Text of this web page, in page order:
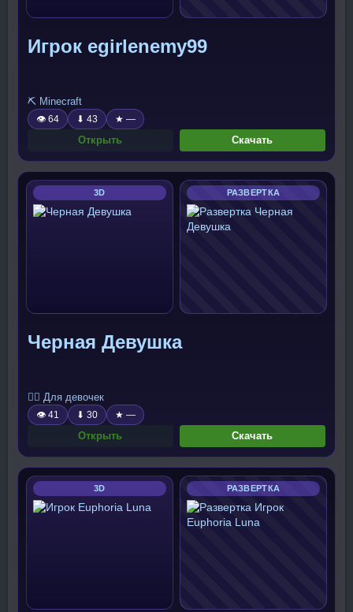
Игрок egirlenemy99
⛏️ Minecraft
👁 64 ⬇ 43 ★ —
Открыть Скачать
3D РАЗВЕРТКА
Черная Девушка
🧍‍♀️ Для девочек
👁 41 ⬇ 30 ★ —
Открыть Скачать
3D РАЗВЕРТКА